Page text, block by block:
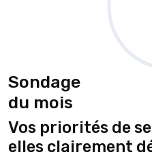
Sondage
du mois
Vos priorités de
elles clairement